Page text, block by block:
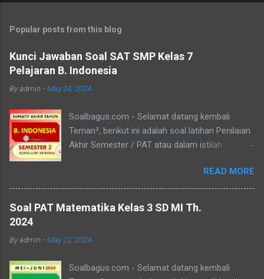
Popular posts from this blog
Kunci Jawaban Soal SAT SMP Kelas 7
Pelajaran B. Indonesia
Byadmin -May 24, 2024
Soalbagus.com - Selamat datang kembali
Teman², berikut ini adalah soal latihan Penilaian
Akhir Semester / PAT atau dalam istilah
/ SAT atau SAS Semester 2 untuk siswa/i kelas
7 SMP/MTs mata pelajaran Bahasa Indonesia.
Pada postingan Soal SAT B. Indonesia Kelas 7
menyerupai atau sebagai patokan dalam
bahasan pembelajarannya sama. Pada Latihan
READ MORE
Soal PAT Matematika Kelas 3 SD MI Th.
2024
Byadmin -May 22, 2024
Soalbagus.com - Selamat datang kembali